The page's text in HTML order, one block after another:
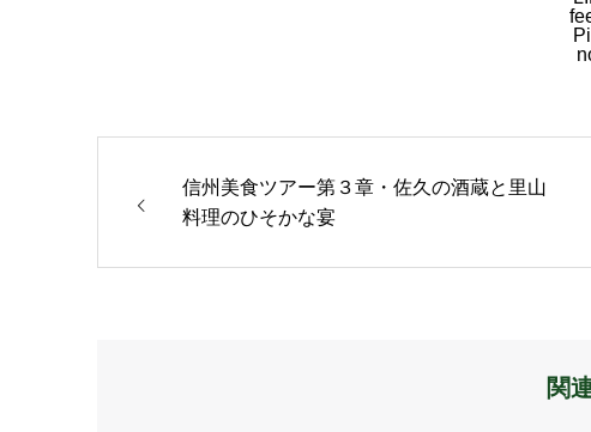
信州美食ツアー第３章・佐久の酒蔵と里山
料理のひそかな宴
関